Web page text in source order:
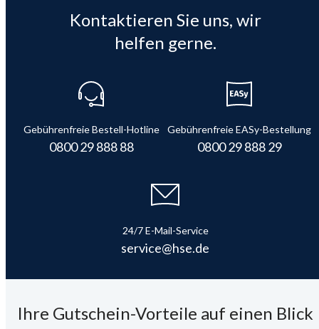
Kontaktieren Sie uns, wir
helfen gerne.
Gebührenfreie Bestell-Hotline
0800 29 888 88
Gebührenfreie EASy-Bestellung
0800 29 888 29
24/7 E-Mail-Service
service@hse.de
Ihre Gutschein-Vorteile auf einen Blick